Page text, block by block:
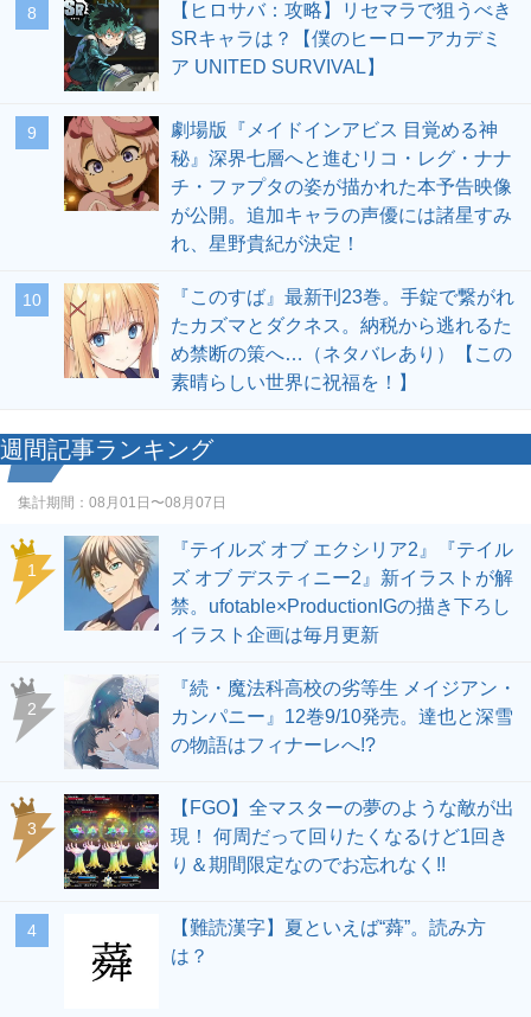
8
【ヒロサバ：攻略】リセマラで狙うべき
SRキャラは？【僕のヒーローアカデミ
ア UNITED SURVIVAL】
9
劇場版『メイドインアビス 目覚める神
秘』深界七層へと進むリコ・レグ・ナナ
チ・ファプタの姿が描かれた本予告映像
が公開。追加キャラの声優には諸星すみ
れ、星野貴紀が決定！
10
『このすば』最新刊23巻。手錠で繋がれ
たカズマとダクネス。納税から逃れるた
め禁断の策へ…（ネタバレあり）【この
素晴らしい世界に祝福を！】
週間記事ランキング
集計期間： 08月01日〜08月07日
1
『テイルズ オブ エクシリア2』『テイル
ズ オブ デスティニー2』新イラストが解
禁。ufotable×ProductionIGの描き下ろし
イラスト企画は毎月更新
2
『続・魔法科高校の劣等生 メイジアン・
カンパニー』12巻9/10発売。達也と深雪
の物語はフィナーレへ!?
3
【FGO】全マスターの夢のような敵が出
現！ 何周だって回りたくなるけど1回き
り＆期間限定なのでお忘れなく!!
4
【難読漢字】夏といえば“蕣”。読み方
は？